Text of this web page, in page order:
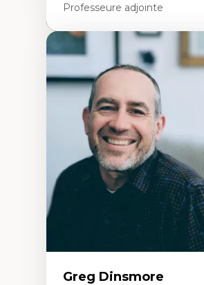
Professeure adjointe
Expertises
Démocratisation des nouvelles
technologies et biotechnologies
Données ouvertes
Bioart, programmation et
créatives
Histoire sociale et culturelle des
technologies numériques
Résistances et droits
Internet des objets
Métavers
Problématiques relatives à
artificielle, l’apprentissage
Féminismes et nouvelles
Greg Dinsmore